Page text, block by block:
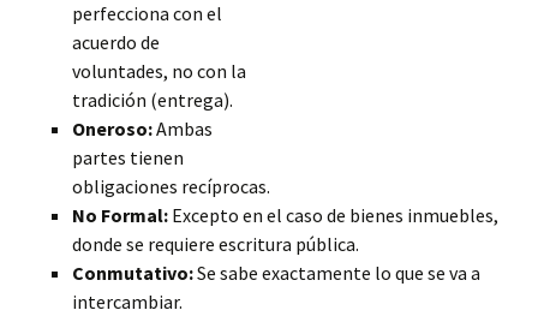
perfecciona con el
acuerdo de
voluntades, no con la
tradición (entrega).
Oneroso:Ambas
partes tienen
obligaciones recíprocas.
No Formal: Excepto en el caso de bienes inmuebles,
donde se requiere escritura pública.
Conmutativo:Se sabe exactamente lo que se va a
intercambiar.